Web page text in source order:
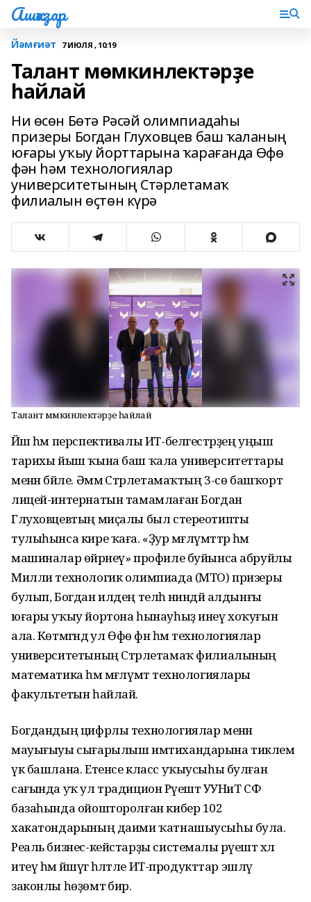
Ашҡаҙар
Йәмғиәт 7 ИЮЛЯ , 10:19
Талант мөмкинлектәрҙе
һайлай
Ни өсөн Бөтә Рәсәй олимпиадаһы
призеры Богдан Глуховцев баш ҡаланың
юғары уҡыу йорттарына ҡарағанда Өфө
фән һәм технологиялар
университетының Стәрлетамаҡ
филиалын өҫтөн күрә
Талант мөмкинлектәрҙе һайлай
Йәш һәм перспективалы ИТ-белгестәрҙең уңыш
тарихы йыш ҡына баш ҡала университеттары
менән бәйле. Әммә Стәрлетамаҡтың 3-сө башҡорт
лицей-интернатын тамамлаған Богдан
Глуховцевтың миҫалы был стереотипты
тулыһынса кире ҡаға. «Ҙур мәғлүмәттәр һәм
машиналар өйрәнеү» профиле буйынса абруйлы
Милли технологик олимпиада (МТО) призеры
булып, Богдан илдең теләһә ниндәй алдынғы
юғары уҡыу йортона һынауһыҙ инеү хоҡуғын
ала. Көтмәгәндә ул Өфө фән һәм технологиялар
университетының Стәрлетамаҡ филиалының
математика һәм мәғлүмәт технологиялары
факультетын һайлай.
Богдандың цифрлы технологиялар менән
мауығыуы сығарылыш имтихандарына тиклем
үк башлана. Етенсе класс уҡыусыһы булған
сағында уҡ ул традицион Рәүештә УУНиТ СФ
базаһында ойошторолған кибер 102
хакатондарының даими ҡатнашыусыһы була.
Реаль бизнес-кейстарҙы системалы рәүештә хәл
итеү һәм йәшәүгә һәләтле ИТ-продукттар эшләү
законлы һөҙөмтә бирә.